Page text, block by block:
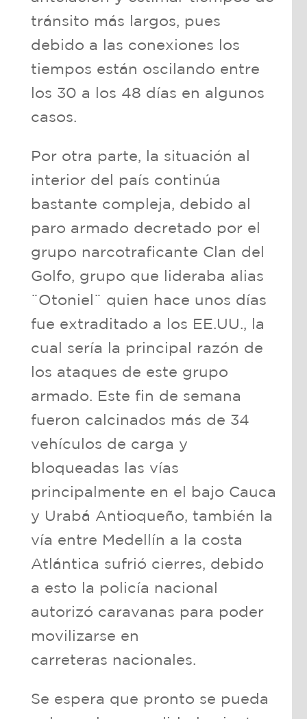
tránsito más largos, pues
debido a las conexiones los
tiempos están oscilando entre
los 30 a los 48 días en algunos
casos.
Por otra parte, la situación al
interior del país continúa
bastante compleja, debido al
paro armado decretado por el
grupo narcotraficante Clan del
Golfo, grupo que lideraba alias
¨Otoniel¨ quien hace unos días
fue extraditado a los EE.UU., la
cual sería la principal razón de
los ataques de este grupo
armado. Este fin de semana
fueron calcinados más de 34
vehículos de carga y
bloqueadas las vías
principalmente en el bajo Cauca
y Urabá Antioqueño, también la
vía entre Medellín a la costa
Atlántica sufrió cierres, debido
a esto la policía nacional
autorizó caravanas para poder
movilizarse en
carreteras nacionales.
Se espera que pronto se pueda